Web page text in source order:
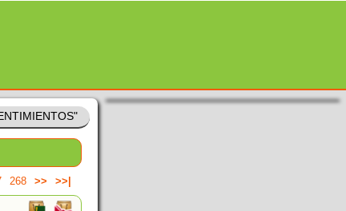
268 >> >>|